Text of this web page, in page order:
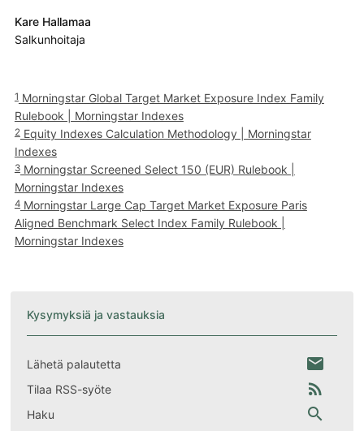
Kare Hallamaa
Salkunhoitaja
1Morningstar Global Target Market Exposure Index Family
Rulebook | Morningstar Indexes
2Equity Indexes Calculation Methodology | Morningstar
Indexes
3Morningstar Screened Select 150 (EUR) Rulebook |
Morningstar Indexes
4Morningstar Large Cap Target Market Exposure Paris
Aligned Benchmark Select Index Family Rulebook |
Morningstar Indexes
Kysymyksiä ja vastauksia
Lähetä palautetta email
Tilaa RSS-syöte rss_feed
Haku search